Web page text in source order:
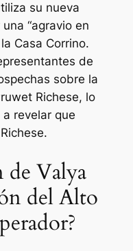
su nueva
“agravio en
Casa Corrino.
de
sobre la
Richese, lo
revelar que
de Valya
del Alto